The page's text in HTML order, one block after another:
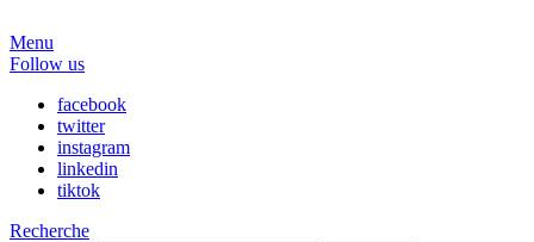
Menu
Follow us
facebook
twitter
instagram
linkedin
tiktok
Recherche